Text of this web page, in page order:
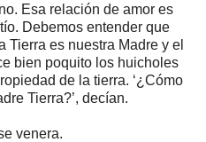
Esa relación de amor es
Debemos entender que
Tierra es nuestra Madre y el
bien poquito los huicholes
de la tierra. ‘¿Cómo
Tierra?’, decían.
venera.